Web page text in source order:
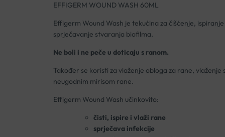
EFFIGERM WOUND WASH 60ML
Effigerm Wound Wash je tekućina za čišćenje,
sprječavanje stvaranja biofilma.
Ne boli i ne peče u doticaju s ranom.
Također se koristi za vlaženje obloga za rane,
neugodnim mirisom rane.
Effigerm Wound Wash učinkovito:
čisti, ispire i vlaži rane
sprječava infekcĳe